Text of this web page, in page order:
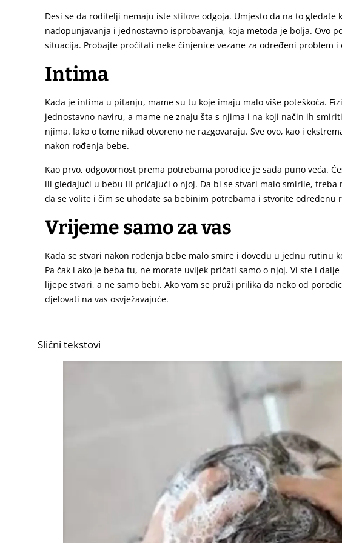
Desi se da roditelji nemaju istestilove odgoja. Umjesto da na to
nadopunjavanja i jednostavno isprobavanja, koja metoda je bolja. Ovo
situacija. Probajte pročitati neke činjenice vezane za određeni problem
Intima
Kada je intima u pitanju, mame su tu koje imaju malo više poteškoća.
jednostavno naviru, a mame ne znaju šta s njima i na koji način ih
njima. Iako o tome nikad otvoreno ne razgovaraju. Sve ovo, kao i
nakon rođenja bebe.
Kao prvo, odgovornost prema potrebama porodice je sada puno veća.
ili gledajući u bebu ili pričajući o njoj. Da bi se stvari malo smirile,
da se volite i čim se uhodate sa bebinim potrebama i stvorite određenu
Vrijeme samo za vas
Kada se stvari nakon rođenja bebe malo smire i dovedu u jednu rutinu
Pa čak i ako je beba tu, ne morate uvijek pričati samo o njoj. Vi ste i
lijepe stvari, a ne samo bebi. Ako vam se pruži prilika da neko od
djelovati na vas osvježavajuće.
Slični tekstovi